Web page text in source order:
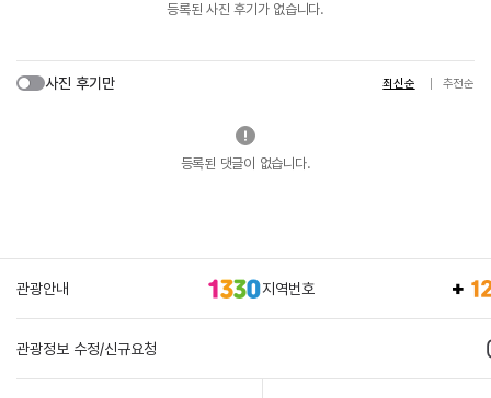
등록된 사진 후기가 없습니다.
사진 후기만 최신순 추천순
등록된 댓글이 없습니다.
관광안내 지역번호
관광정보 수정/신규요청